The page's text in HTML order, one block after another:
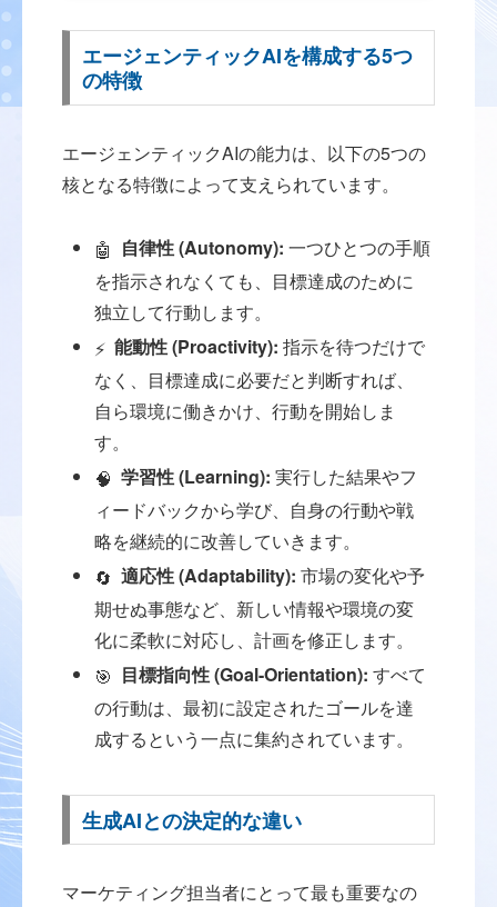
エージェンティックAIを構成する5つ
の特徴
エージェンティックAIの能力は、以下の5つの
核となる特徴によって支えられています。
🤖 自律性 (Autonomy): 一つひとつの手順
を指示されなくても、目標達成のために
独立して行動します。
⚡️ 能動性 (Proactivity): 指示を待つだけで
なく、目標達成に必要だと判断すれば、
自ら環境に働きかけ、行動を開始しま
す。
🧠 学習性 (Learning): 実行した結果やフ
ィードバックから学び、自身の行動や戦
略を継続的に改善していきます。
🔄 適応性 (Adaptability): 市場の変化や予
期せぬ事態など、新しい情報や環境の変
化に柔軟に対応し、計画を修正します。
🎯 目標指向性 (Goal-Orientation): すべて
の行動は、最初に設定されたゴールを達
成するという一点に集約されています。
生成AIとの決定的な違い
マーケティング担当者にとって最も重要なの